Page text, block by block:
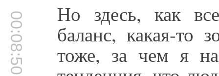
00:08:50 Но здесь, как
баланс, какая-то
тоже, за чем я